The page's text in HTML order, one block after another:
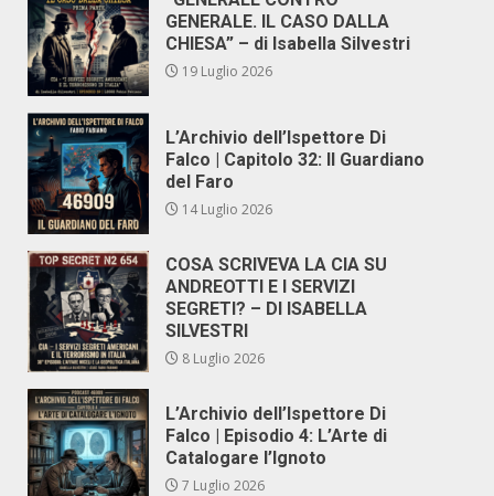
GENERALE. IL CASO DALLA
CHIESA” – di Isabella Silvestri
19 Luglio 2026
L’Archivio dell’Ispettore Di
Falco | Capitolo 32: Il Guardiano
del Faro
14 Luglio 2026
COSA SCRIVEVA LA CIA SU
ANDREOTTI E I SERVIZI
SEGRETI? – DI ISABELLA
SILVESTRI
8 Luglio 2026
L’Archivio dell’Ispettore Di
Falco | Episodio 4: L’Arte di
Catalogare l’Ignoto
7 Luglio 2026